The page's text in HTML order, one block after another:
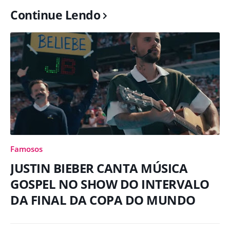
Continue Lendo
Famosos
JUSTIN BIEBER CANTA MÚSICA
GOSPEL NO SHOW DO INTERVALO
DA FINAL DA COPA DO MUNDO